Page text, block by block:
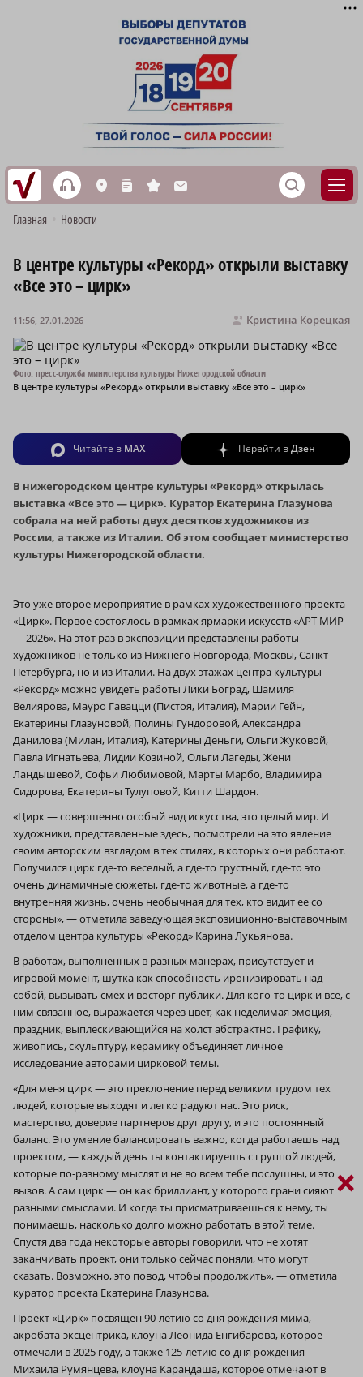
h L n s M S
Главная Новости
В центре культуры «Рекорд» открыли выставку
«Все это – цирк»
Кристина Корецкая
11:56, 27.01.2026
Фото: пресс-служба министерства культуры Нижегородской области
В центре культуры «Рекорд» открыли выставку «Все это – цирк»
Читайте в MAX Перейти вДзен
В нижегородском центре культуры «Рекорд» открылась
выставка «Все это — цирк». Куратор Екатерина Глазунова
собрала на ней работы двух десятков художников из
России, а также из Италии. Об этом сообщает министерство
культуры Нижегородской области.
Это уже второе мероприятие в рамках художественного проекта
«Цирк». Первое состоялось в рамках ярмарки искусств «АРТ МИР
— 2026». На этот раз в экспозиции представлены работы
художников не только из Нижнего Новгорода, Москвы, Санкт-
Петербурга, но и из Италии. На двух этажах центра культуры
«Рекорд» можно увидеть работы Лики Боград, Шамиля
Велиярова, Мауро Гавацци (Пистоя, Италия), Марии Гейн,
Екатерины Глазуновой, Полины Гундоровой, Александра
Данилова (Милан, Италия), Катерины Деньги, Ольги Жуковой,
Павла Игнатьева, Лидии Козиной, Ольги Лагеды, Жени
Ландышевой, Софьи Любимовой, Марты Марбо, Владимира
Сидорова, Екатерины Тулуповой, Китти Шардон.
«Цирк — совершенно особый вид искусства, это целый мир. И
художники, представленные здесь, посмотрели на это явление
своим авторским взглядом в тех стилях, в которых они работают.
Получился цирк где-то веселый, а где-то грустный, где-то это
очень динамичные сюжеты, где-то животные, а где-то
внутренняя жизнь, очень необычная для тех, кто видит ее со
стороны», — отметила заведующая экспозиционно-выставочным
отделом центра культуры «Рекорд» Карина Лукьянова.
В работах, выполненных в разных манерах, присутствует и
игровой момент, шутка как способность иронизировать над
собой, вызывать смех и восторг публики. Для кого-то цирк и всё, с
ним связанное, выражается через цвет, как неделимая эмоция,
праздник, выплёскивающийся на холст абстрактно. Графику,
живопись, скульптуру, керамику объединяет личное
исследование авторами цирковой темы.
«Для меня цирк — это преклонение перед великим трудом тех
людей, которые выходят и легко радуют нас. Это риск,
мастерство, доверие партнеров друг другу, и это постоянный
баланс. Это умение балансировать важно, когда работаешь над
проектом, — каждый день ты контактируешь с группой людей,
которые по-разному мыслят и не во всем тебе послушны, и это
вызов. А сам цирк — он как бриллиант, у которого грани сияют
разными смыслами. И когда ты присматриваешься к нему, ты
понимаешь, насколько долго можно работать в этой теме.
Спустя два года некоторые авторы говорили, что не хотят
заканчивать проект, они только сейчас поняли, что могут
сказать. Возможно, это повод, чтобы продолжить», — отметила
куратор проекта Екатерина Глазунова.
Проект «Цирк» посвящен 90-летию со дня рождения мима,
акробата-эксцентрика, клоуна Леонида Енгибарова, которое
отмечали в 2025 году, а также 125-летию со дня рождения
Михаила Румянцева, клоуна Карандаша, которое отмечают в
×